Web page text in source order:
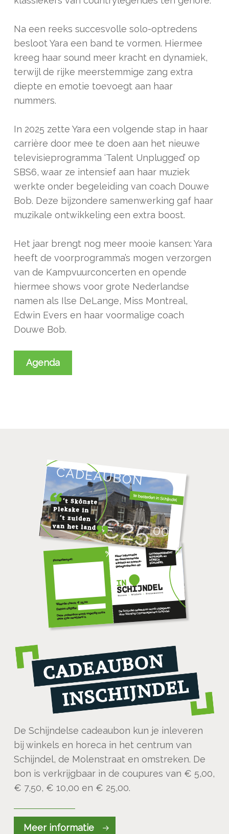
​Na een reeks succesvolle solo-optredens
besloot Yara een band te vormen. Hiermee
kreeg haar sound meer kracht en dynamiek,
terwijl de rijke meerstemmige zang extra
diepte en emotie toevoegt aan haar
nummers.
In 2025 zette Yara een volgende stap in haar
carrière door mee te doen aan het nieuwe
televisieprogramma ‘Talent Unplugged’ op
SBS6, waar ze intensief aan haar muziek
werkte onder begeleiding van coach Douwe
Bob. Deze bijzondere samenwerking gaf haar
muzikale ontwikkeling een extra boost.
Het jaar brengt nog meer mooie kansen: Yara
heeft de voorprogramma’s mogen verzorgen
van de Kampvuurconcerten en opende
hiermee shows voor grote Nederlandse
namen als Ilse DeLange, Miss Montreal,
Edwin Evers en haar voormalige coach
Douwe Bob.
Agenda
De Schijndelse cadeaubon kun je inleveren
bij winkels en horeca in het centrum van
Schijndel, de Molenstraat en omstreken. De
bon is verkrijgbaar in de coupures van € 5,00,
€ 7,50, € 10,00 en € 25,00.
Meer informatie